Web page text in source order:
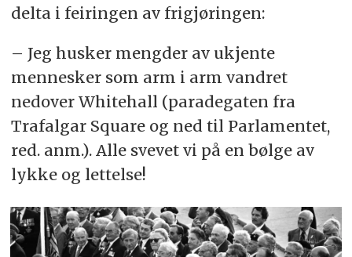
delta i feiringen av frigjøringen:
– Jeg husker mengder av ukjente
mennesker som arm i arm vandret
nedover Whitehall (paradegaten fra
Trafalgar Square og ned til Parlamentet,
red. anm.). Alle svevet vi på en bølge av
lykke og lettelse!